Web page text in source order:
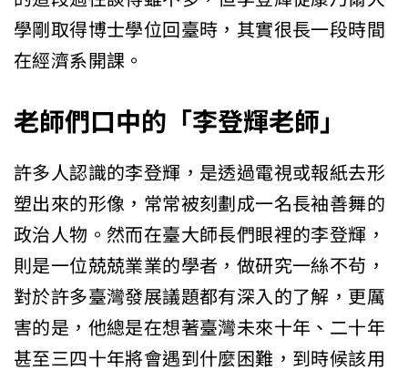
學剛取得博士學位回臺時，其實很長一段時間
在經濟系開課。
老師們口中的「李登輝老師」
許多人認識的李登輝，是透過電視或報紙去形
塑出來的形像，常常被刻劃成一名長袖善舞的
政治人物。然而在臺大師長們眼裡的李登輝，
則是一位兢兢業業的學者，做研究一絲不茍，
對於許多臺灣發展議題都有深入的了解，更厲
害的是，他總是在想著臺灣未來十年、二十年
甚至三四十年將會遇到什麼困難，到時候該用